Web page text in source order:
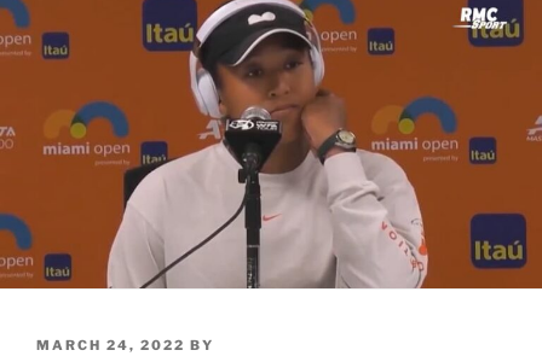
POSTED
MARCH 24, 2022 BY